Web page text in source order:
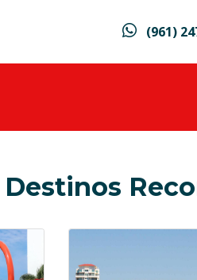
(961)
Destinos